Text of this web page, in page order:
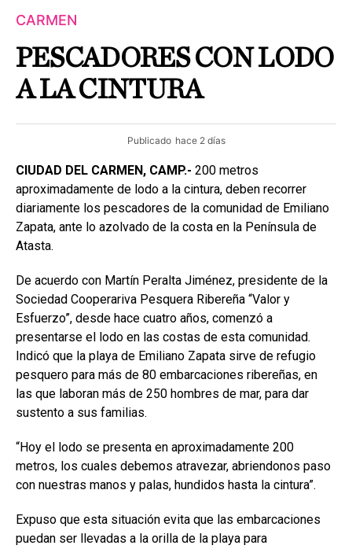
CARMEN
PESCADORES CON LODO
A LA CINTURA
Publicado hace 2 días
CIUDAD DEL CARMEN, CAMP.- 200 metros
aproximadamente de lodo a la cintura, deben recorrer
diariamente los pescadores de la comunidad de Emiliano
Zapata, ante lo azolvado de la costa en la Península de
Atasta.
De acuerdo con Martín Peralta Jiménez, presidente de la
Sociedad Cooperariva Pesquera Ribereña “Valor y
Esfuerzo”, desde hace cuatro años, comenzó a
presentarse el lodo en las costas de esta comunidad.
Indicó que la playa de Emiliano Zapata sirve de refugio
pesquero para más de 80 embarcaciones ribereñas, en
las que laboran más de 250 hombres de mar, para dar
sustento a sus familias.
“Hoy el lodo se presenta en aproximadamente 200
metros, los cuales debemos atravezar, abriendonos paso
con nuestras manos y palas, hundidos hasta la cintura”.
Expuso que esta situación evita que las embarcaciones
puedan ser llevadas a la orilla de la playa para